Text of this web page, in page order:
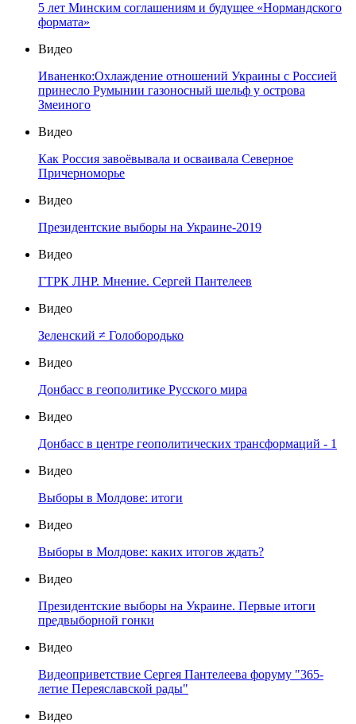
5 лет Минским соглашениям и будущее «Нормандского
формата»
Видео
Иваненко:Охлаждение отношений Украины с Россией
принесло Румынии газоносный шельф у острова
Змеиного
Видео
Как Россия завоёвывала и осваивала Северное
Причерноморье
Видео
Президентские выборы на Украине-2019
Видео
ГТРК ЛНР. Мнение. Сергей Пантелеев
Видео
Зеленский ≠ Голобородько
Видео
Донбасс в геополитике Русского мира
Видео
Донбасс в центре геополитических трансформаций - 1
Видео
Выборы в Молдове: итоги
Видео
Выборы в Молдове: каких итогов ждать?
Видео
Президентские выборы на Украине. Первые итоги
предвыборной гонки
Видео
Видеоприветствие Сергея Пантелеева форуму "365-
летие Переяславской рады"
Видео